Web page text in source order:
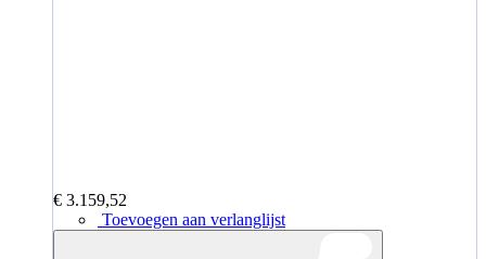
€ 3.159,52
Toevoegen aan verlanglijst